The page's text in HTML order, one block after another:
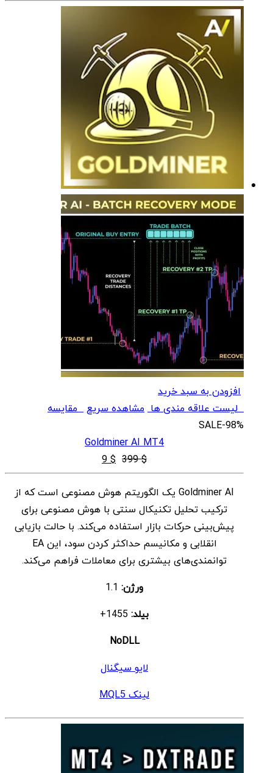
افزودن به سبد خرید
لیست علاقه مندی ها مشاهده سریعمقایسه
SALE-98%
Goldminer AI MT4
$
399
قیمت
اصلی
$ 399
بود.
$
9 قیمت
فعلی
$ 9
است.
Goldminer AI یک الگوریتم هوش مصنوعی است که از
ترکیب تحلیل تکنیکال سنتی با هوش مصنوعی برای
پیش‌بینی حرکات بازار استفاده می‌کند. با حالت بازیابی
انقلابی و مکانیسم حداکثر کردن سود، این EA
توانمندی‌های بیشتری برای معاملات فراهم می‌کند.
ورژن:
بیلد:
NoDLL
لایو سیگنال
لینک MQL5